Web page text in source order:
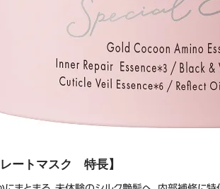
レートマスク 特長】